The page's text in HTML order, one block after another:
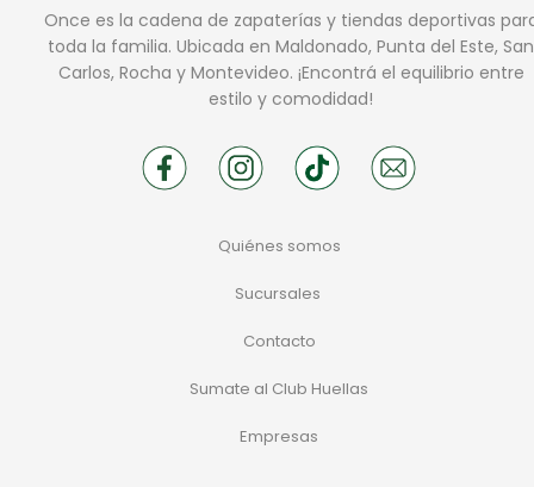
Once es la cadena de zapaterías y tiendas deportivas
toda la familia. Ubicada en Maldonado, Punta del Este, San
Carlos, Rocha y Montevideo. ¡Encontrá el equilibrio entre
estilo y comodidad!
Quiénes somos
Sucursales
Contacto
Sumate al Club Huellas
Empresas